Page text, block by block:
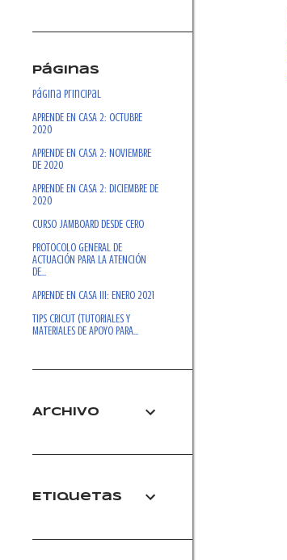
Páginas
Página Principal
APRENDE EN CASA 2: OCTUBRE
2020
APRENDE EN CASA 2: NOVIEMBRE
DE 2020
APRENDE EN CASA 2: DICIEMBRE DE
2020
CURSO JAMBOARD DESDE CERO
PROTOCOLO GENERAL DE
ACTUACIÓN PARA LA ATENCIÓN
DE...
APRENDE EN CASA III: ENERO 2021
TIPS CRICUT (TUTORIALES Y
MATERIALES DE APOYO PARA...
Archivo
Etiquetas